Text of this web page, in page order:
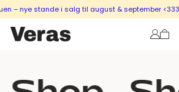
stande i salg til august & september <333 SÆLG